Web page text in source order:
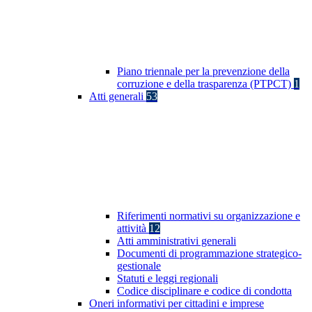
Piano triennale per la prevenzione della
corruzione e della trasparenza (PTPCT) 1
Atti generali 53
Riferimenti normativi su organizzazione e
attività 12
Atti amministrativi generali
Documenti di programmazione strategico-
gestionale
Statuti e leggi regionali
Codice disciplinare e codice di condotta
Oneri informativi per cittadini e imprese